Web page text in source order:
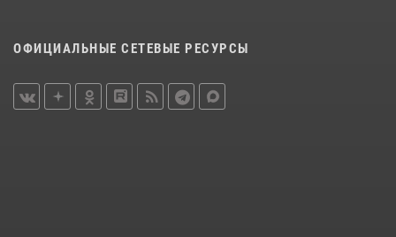
ОФИЦИАЛЬНЫЕ СЕТЕВЫЕ РЕСУРСЫ